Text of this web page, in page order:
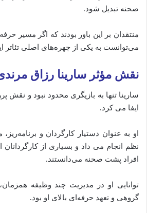
صحنه تبدیل شود.
منتقدان بر این باور بودند که اگر مسیر
می‌توانست به یکی از چهره‌های اصلی تئاتر
نقش مؤثر سارینا رزاق
سارینا تنها به بازیگری محدود نبود و نقش
ایفا می‌ کرد.
او به عنوان دستیار کارگردان و
نظم انجام می‌ داد و بسیاری از کارگردانان
افراد پشت صحنه می‌دانستند.
توانایی او در مدیریت چند وظیفه
گروهی و تعهد حرفه‌ای بالای او بود.